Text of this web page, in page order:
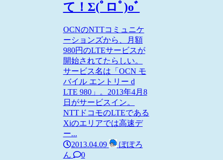
て！Σ(ﾟロﾟ)oﾞ
OCNのNTTコミュニケ
ーションズから、月額
980円のLTEサービスが
開始されてたらしい。
サービス名は「OCN モ
バイル エントリー d
LTE 980」。2013年4月8
日がサービスイン。
NTTドコモのLTEである
Xiのエリアでは高速デ
ー...
2013.04.09
ぽぽろ
ん
0